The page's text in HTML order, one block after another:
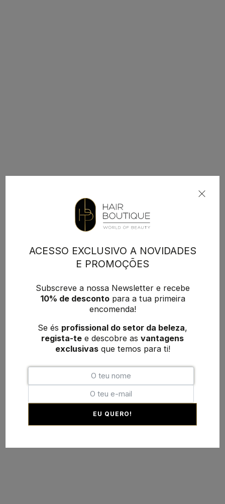
ACESSO EXCLUSIVO A NOVIDADES
E PROMOÇÕES
Subscreve a nossa Newsletter e recebe
10% de descontopara a tua primeira
encomenda!
Se és profissional do setor da beleza,
regista-te e descobre as vantagens
exclusivasque temos para ti!
EU QUERO!